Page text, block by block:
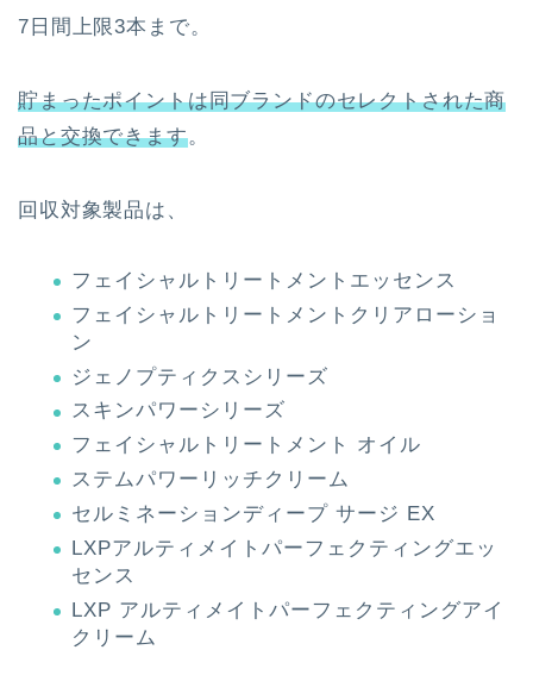
7日間上限3本まで。
貯まったポイントは同ブランドのセレクトされた商
品と交換できます。
回収対象製品は、
フェイシャルトリートメントエッセンス
フェイシャルトリートメントクリアローショ
ン
ジェノプティクスシリーズ
スキンパワーシリーズ
フェイシャルトリートメント オイル
ステムパワーリッチクリーム
セルミネーションディープ サージ EX
LXPアルティメイトパーフェクティングエッ
センス
LXP アルティメイトパーフェクティングアイ
クリーム